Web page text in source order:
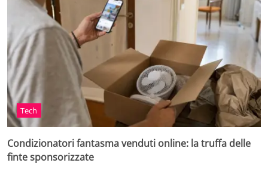
Tech
Condizionatori fantasma venduti online: la truffa delle
finte sponsorizzate